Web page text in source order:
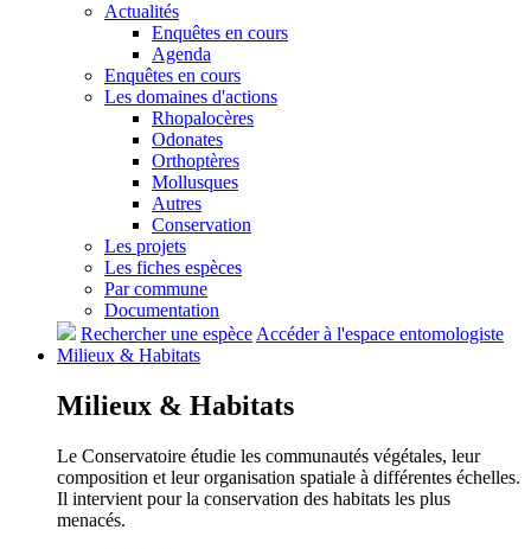
Actualités
Enquêtes en cours
Agenda
Enquêtes en cours
Les domaines d'actions
Rhopalocères
Odonates
Orthoptères
Mollusques
Autres
Conservation
Les projets
Les fiches espèces
Par commune
Documentation
Rechercher une espèce Accéder à l'espace entomologiste
Milieux & Habitats
Milieux & Habitats
Le Conservatoire étudie les communautés végétales, leur
composition et leur organisation spatiale à différentes échelles.
Il intervient pour la conservation des habitats les plus
menacés.